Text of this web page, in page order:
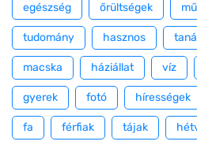
egészség őrültségek
tudomány hasznos
macska háziállat víz
gyerek fotó hírességek
fa férfiak tájak